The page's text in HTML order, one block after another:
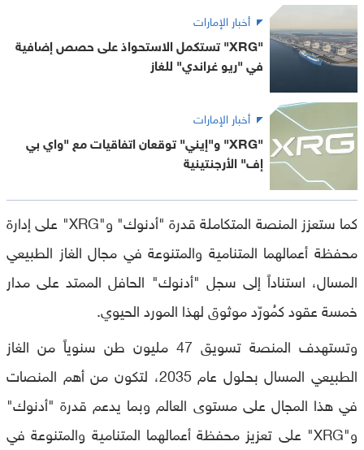
أخبار الإمارات
"XRG" تستكمل الاستحواذ على حصص إضافية
في "ريو غراندي" للغاز
أخبار الإمارات
"XRG" و"إيني" توقعان اتفاقيات مع "واي بي
إف" الأرجنتينية
كما ستعزز المنصة المتكاملة قدرة "أدنوك" و"XRG" على إدارة
محفظة أعمالهما المتنامية والمتنوعة في مجال الغاز الطبيعي
المسال، استناداً إلى سجل "أدنوك" الحافل الممتد على مدار
خمسة عقود كمُورّد موثوق لهذا المورد الحيوي.
وتستهدف المنصة تسويق 47 مليون طن سنوياً من الغاز
الطبيعي المسال بحلول عام 2035، لتكون من أهم المنصات
في هذا المجال على مستوى العالم وبما يدعم قدرة "أدنوك"
و"XRG" على تعزيز محفظة أعمالهما المتنامية والمتنوعة في